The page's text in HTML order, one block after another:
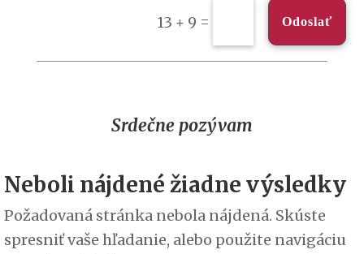
13 + 9 = Odoslať
Srdečne pozývam
Neboli nájdené žiadne výsledky
Požadovaná stránka nebola nájdená. Skúste
spresniť vaše hľadanie, alebo použite navigáciu